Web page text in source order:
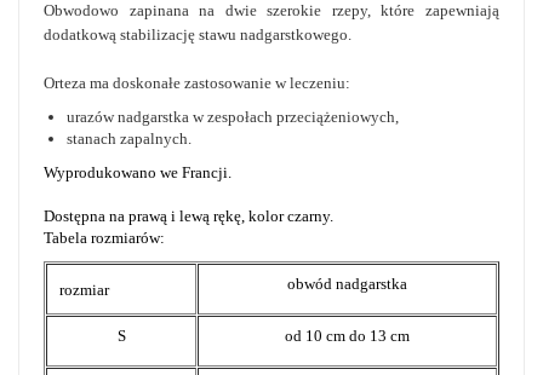
Obwodowo zapinana na dwie szerokie rzepy, które zapewniają
dodatkową stabilizację stawu nadgarstkowego.
Orteza ma doskonałe zastosowanie w leczeniu:
urazów nadgarstka w zespołach przeciążeniowych,
stanach zapalnych.
Wyprodukowano we Francji.
Dostępna na prawą i lewą rękę, kolor czarny.
Tabela rozmiarów:
rozmiar obwód nadgarstka
S od 10 cm do 13 cm